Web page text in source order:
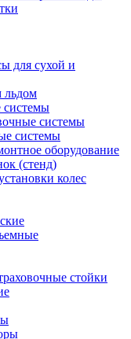
для сухой и
льдом
системы
системы
системы
оборудование
(стенд)
колес
стойки